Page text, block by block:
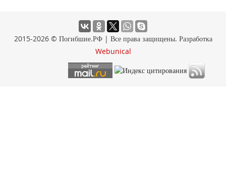
2015-2026 © Погибшие.РФ | Все права защищены. Разработка
Webunical